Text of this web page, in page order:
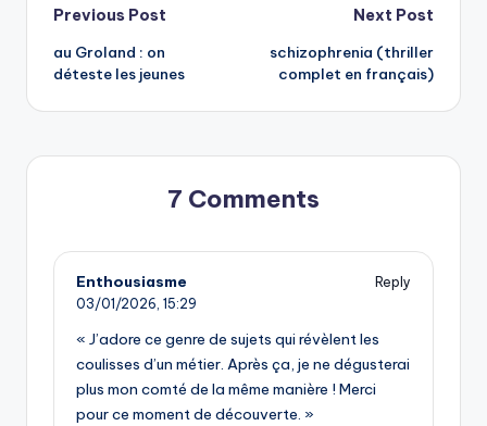
Post
navigation
Previous Post
au Groland : on
déteste les jeunes
Next Post
schizophrenia (thriller
complet en français)
7 Comments
Enthousiasme
Reply
03/01/2026, 15:29
« J’adore ce genre de sujets qui révèlent les
coulisses d’un métier. Après ça, je ne dégusterai
plus mon comté de la même manière ! Merci
pour ce moment de découverte. »